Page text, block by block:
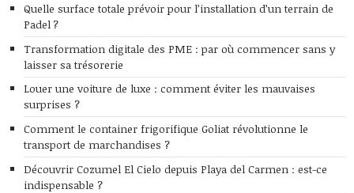
Quelle surface totale prévoir pour l’installation d’un terrain de
Padel ?
Transformation digitale des PME : par où commencer sans y
laisser sa trésorerie
Louer une voiture de luxe : comment éviter les mauvaises
surprises ?
Comment le container frigorifique Goliat révolutionne le
transport de marchandises ?
Découvrir Cozumel El Cielo depuis Playa del Carmen : est-ce
indispensable ?